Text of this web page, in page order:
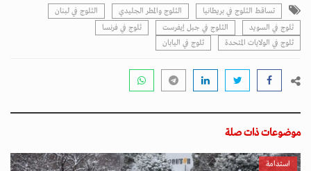
تساقط الثلوج في بريطانيا الثلوج والمطر الجليدي
الثلوج في لبنان
ثلوج في السويد
الثلوج في جبل إيفرست
ثلوج في فرنسا
ثلوج في الولايات المتحدة
ثلوج في اليابان
موضوعات ذات صلة
استدامة